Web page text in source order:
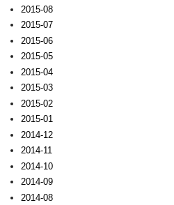
2015-08
2015-07
2015-06
2015-05
2015-04
2015-03
2015-02
2015-01
2014-12
2014-11
2014-10
2014-09
2014-08